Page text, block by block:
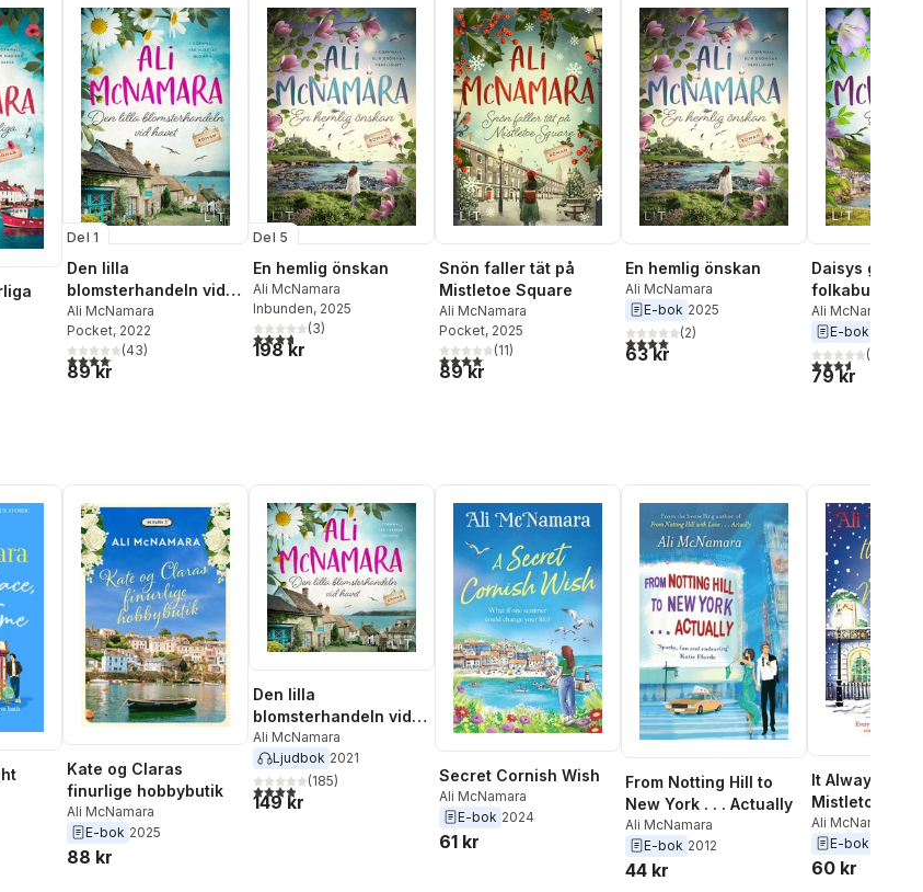
antal röster:
Del 1
Den lilla
blomsterhandeln vid
havet
Ali McNamara
Pocket, 2022
4,1utav 5 stjärnor. Totalt antal röster:
(43)
89 kr
Del 5
En hemlig önskan
Ali McNamara
Inbunden, 2025
3,7utav 5 stjärnor. Totalt antal röster:
(3)
198 kr
Snön faller tät på
Mistletoe Square
Ali McNamara
Pocket, 2025
4,1utav 5 stjärnor. Totalt antal röster:
(11)
89 kr
En hemlig önskan
Ali McNamara
E-bok 2025
4,0utav 5 stjärnor. Totalt antal röster:
(2)
63 kr
Daisys gamla
folkabuss
Ali McNamara
E-bok
3,6utav 5(
79 kr
Kate og Claras
finurlige hobbybutik
Ali McNamara
E-bok 2025
88 kr
Den lilla
blomsterhandeln vid
havet
Ali McNamara
Ljudbok 2021
3,9utav 5 stjärnor. Totalt antal röster:
(185)
149 kr
Secret Cornish Wish
Ali McNamara
E-bok 2024
61 kr
From Notting Hill to
New York . . . Actually
Ali McNamara
E-bok 2012
44 kr
It Always
Mistletoe
Ali McNamara
E-bok
60 kr